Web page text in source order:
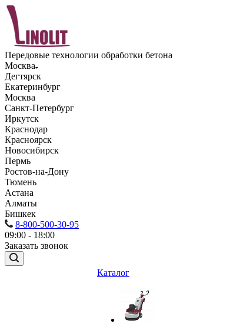
Передовые технологии обработки бетона
Москва
Дегтярск
Екатеринбург
Москва
Санкт-Петербург
Иркутск
Краснодар
Красноярск
Новосибирск
Пермь
Ростов-на-Дону
Тюмень
Астана
Алматы
Бишкек
8-800-500-30-95
09:00 - 18:00
Заказать звонок
Каталог